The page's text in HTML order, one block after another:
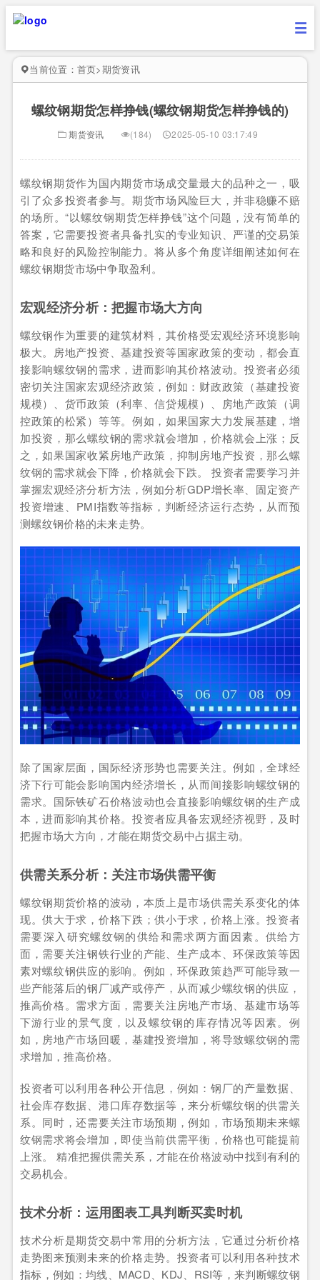
当前位置： 首页>期货资讯
螺纹钢期货怎样挣钱(螺纹钢期货怎样挣钱的)
期货资讯 (184) 2025-05-10 03:17:49
螺纹钢期货作为国内期货市场成交量最大的品种之一，吸
引了众多投资者参与。期货市场风险巨大，并非稳赚不赔
的场所。“以螺纹钢期货怎样挣钱”这个问题，没有简单的
答案，它需要投资者具备扎实的专业知识、严谨的交易策
略和良好的风险控制能力。将从多个角度详细阐述如何在
螺纹钢期货市场中争取盈利。
宏观经济分析：把握市场大方向
螺纹钢作为重要的建筑材料，其价格受宏观经济环境影响
极大。房地产投资、基建投资等国家政策的变动，都会直
接影响螺纹钢的需求，进而影响其价格波动。投资者必须
密切关注国家宏观经济政策，例如：财政政策（基建投资
规模）、货币政策（利率、信贷规模）、房地产政策（调
控政策的松紧）等等。例如，如果国家大力发展基建，增
加投资，那么螺纹钢的需求就会增加，价格就会上涨；反
之，如果国家收紧房地产政策，抑制房地产投资，那么螺
纹钢的需求就会下降，价格就会下跌。 投资者需要学习并
掌握宏观经济分析方法，例如分析GDP增长率、固定资产
投资增速、PMI指数等指标，判断经济运行态势，从而预
测螺纹钢价格的未来走势。
除了国家层面，国际经济形势也需要关注。例如，全球经
济下行可能会影响国内经济增长，从而间接影响螺纹钢的
需求。国际铁矿石价格波动也会直接影响螺纹钢的生产成
本，进而影响其价格。投资者应具备宏观经济视野，及时
把握市场大方向，才能在期货交易中占据主动。
供需关系分析：关注市场供需平衡
螺纹钢期货价格的波动，本质上是市场供需关系变化的体
现。供大于求，价格下跌；供小于求，价格上涨。投资者
需要深入研究螺纹钢的供给和需求两方面因素。供给方
面，需要关注钢铁行业的产能、生产成本、环保政策等因
素对螺纹钢供应的影响。例如，环保政策趋严可能导致一
些产能落后的钢厂减产或停产，从而减少螺纹钢的供应，
推高价格。需求方面，需要关注房地产市场、基建市场等
下游行业的景气度，以及螺纹钢的库存情况等因素。例
如，房地产市场回暖，基建投资增加，将导致螺纹钢的需
求增加，推高价格。
投资者可以利用各种公开信息，例如：钢厂的产量数据、
社会库存数据、港口库存数据等，来分析螺纹钢的供需关
系。同时，还需要关注市场预期，例如，市场预期未来螺
纹钢需求将会增加，即使当前供需平衡，价格也可能提前
上涨。 精准把握供需关系，才能在价格波动中找到有利的
交易机会。
技术分析：运用图表工具判断买卖时机
技术分析是期货交易中常用的分析方法，它通过分析价格
走势图来预测未来的价格走势。投资者可以利用各种技术
指标，例如：均线、MACD、KDJ、RSI等，来判断螺纹钢